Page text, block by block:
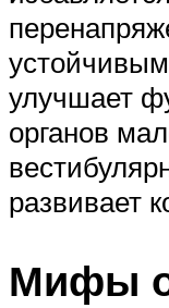
улучшает
органов
развивает
Мифы